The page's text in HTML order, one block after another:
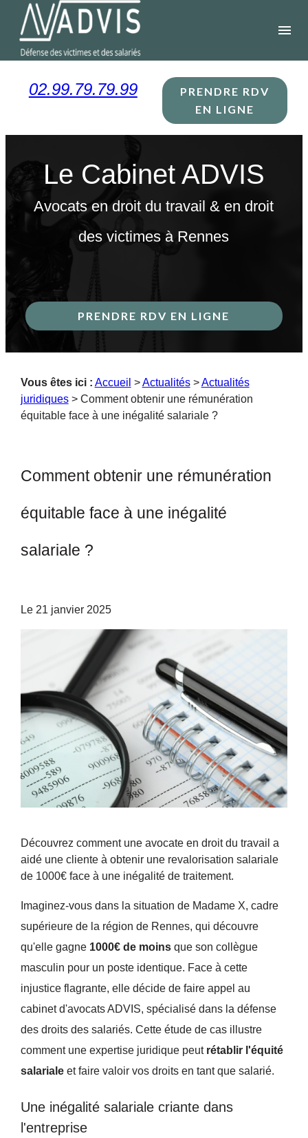
menu
02.99.79.79.99
PRENDRE RDV
EN LIGNE
Le Cabinet ADVIS
Avocats en droit du travail & en droit
des victimes à Rennes
PRENDRE RDV EN LIGNE
Vous êtes ici : Accueil >Actualités>Actualités
juridiques> Comment obtenir une rémunération
équitable face à une inégalité salariale ?
Comment obtenir une rémunération
équitable face à une inégalité
salariale ?
Le 21 janvier 2025
Découvrez comment une avocate en droit du travail a
aidé une cliente à obtenir une revalorisation salariale
de 1000€ face à une inégalité de traitement.
Imaginez-vous dans la situation de Madame X, cadre
supérieure de la région de Rennes, qui découvre
qu'elle gagne 1000€ de moinsque son collègue
masculin pour un poste identique. Face à cette
injustice flagrante, elle décide de faire appel au
cabinet d'avocats ADVIS, spécialisé dans la défense
des droits des salariés. Cette étude de cas illustre
comment une expertise juridique peut rétablir l'équité
salarialeet faire valoir vos droits en tant que salarié.
Une inégalité salariale criante dans
l'entreprise
Panneau de gestion des cookies